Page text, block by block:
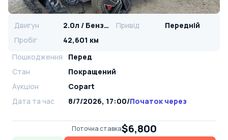
Двигун 2.0л / Бензин Привід
Передній
Пробіг
42,601 км
Пошкодження
Перед
Стан
Покращений
Аукціон
Copart
Дата та час
8/7/2026, 17:00/Початок через
Поточна ставка$6,800